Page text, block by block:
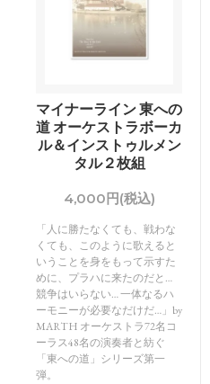
マイナーライン 東への
道 オーケストラボーカ
ル＆インストゥルメン
タル２枚組
4,000円(税込)
「人に勝たなくても、戦わな
くても、このように歌えると
いうことを身をもって示すた
めに、プラハに来たのだと…
競争はいらない… 一体なるハ
ーモニーが必要なだけだ…」by
MARTH オーケストラ72名コ
ーラス48名の演奏者と紡ぐ
「東への道」シリーズ第一
弾。